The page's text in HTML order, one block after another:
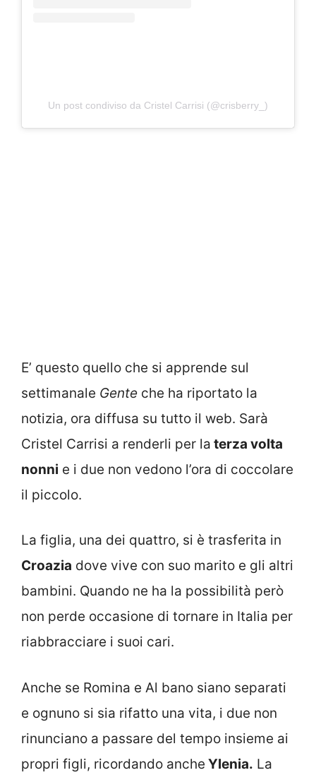
Un post condiviso da Cristel Carrisi (@crisberry_)
E’ questo quello che si apprende sul
settimanale Gente che ha riportato la
notizia, ora diffusa su tutto il web. Sarà
Cristel Carrisi a renderli per la terza volta
nonni e i due non vedono l’ora di coccolare
il piccolo.
La figlia, una dei quattro, si è trasferita in
Croazia dove vive con suo marito e gli altri
bambini. Quando ne ha la possibilità però
non perde occasione di tornare in Italia per
riabbracciare i suoi cari.
Anche se Romina e Al bano siano separati
e ognuno si sia rifatto una vita, i due non
rinunciano a passare del tempo insieme ai
propri figli, ricordando anche Ylenia. La